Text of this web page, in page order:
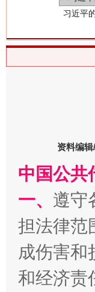
揭批美
资料编辑
中国公共
一、 遵守
担法律范
成伤害和
和经济责